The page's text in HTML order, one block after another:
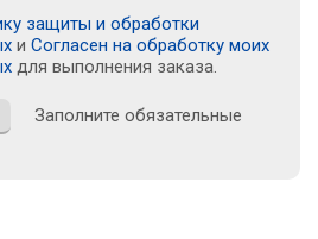
защиты и обработки
и Согласен на обработку моих
для выполнения заказа.
Заполните обязательные